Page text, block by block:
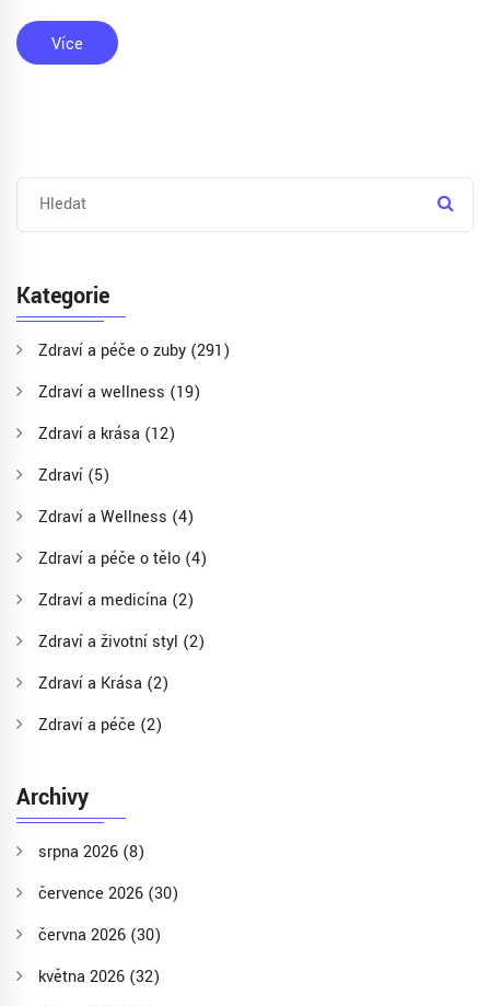
Více
Kategorie
Zdraví a péče o zuby (291)
Zdraví a wellness (19)
Zdraví a krása (12)
Zdraví (5)
Zdraví a Wellness (4)
Zdraví a péče o tělo (4)
Zdraví a medicína (2)
Zdraví a životní styl (2)
Zdraví a Krása (2)
Zdraví a péče (2)
Archivy
srpna 2026 (8)
července 2026 (30)
června 2026 (30)
května 2026 (32)